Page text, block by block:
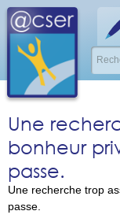
Une
bonheur
passe.
Une recherche trop
passe.